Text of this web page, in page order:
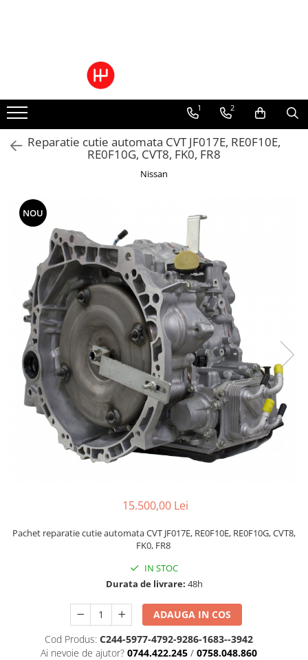
Ulei cutie automata
Filtre cutii automate
1 2
Reparatie cutie automata CVT JF017E, RE0F10E,
RE0F10G, CVT8, FK0, FR8
Nissan
NOU
15.500,00 Lei
Pachet reparatie cutie automata CVT JF017E, RE0F10E, RE0F10G, CVT8,
FK0, FR8
IN STOC
Durata de livrare: 48h
ADAUGA IN COS
Cod Produs: C244-5977-4792-9286-1683--3942
Ai nevoie de ajutor? 0744.422.245 / 0758.048.860